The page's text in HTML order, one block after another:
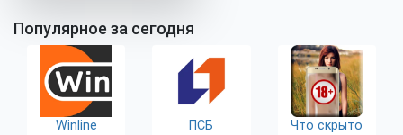
Популярное за сегодня
Winline ПСБ
Что скрыто